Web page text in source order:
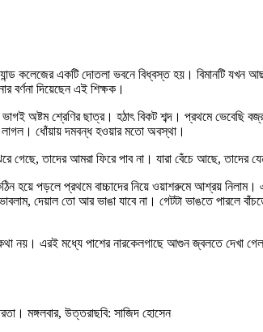
কলেজের একটি দোতলা ভবনে বিধ্বস্ত হয়।
বর্ণনা দিয়েছেন এই শিক্ষক।
অষ্টম শ্রেণির ছাত্র। হঠাৎ বিকট শব্দ। প্রথমে
লাগল। ধোঁয়ায় দমবন্ধ হওয়ার মতো অবস্থা।
তাদের আমরা ফিরে পাব না। যারা বেঁচে আছে, তাদের
হয়ে পড়লে প্রথমে বাচ্চাদের নিয়ে ওয়াশরুমে আশ্রয়
দেয়াল তো আর ভাঙা যাবে না। গেটটা ভাঙতে পারলে
নয়। এরই মধ্যে পাশের নারকেলগাছে আগুন জ্বলতে দেখা
মঙ্গলবার, উত্তরাছবি: সাজিদ হোসেন